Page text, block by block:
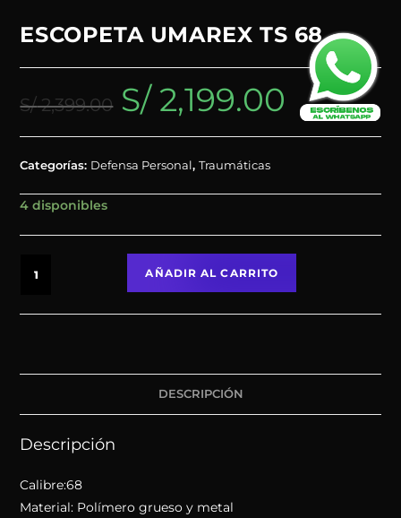
ESCOPETA UMAREX TS 68
S/2,399.00 S/2,199.00
Categorías: Defensa Personal,Traumáticas
4 disponibles
AÑADIR AL CARRITO
DESCRIPCIÓN
Descripción
Calibre:68
Material: Polímero grueso y metal